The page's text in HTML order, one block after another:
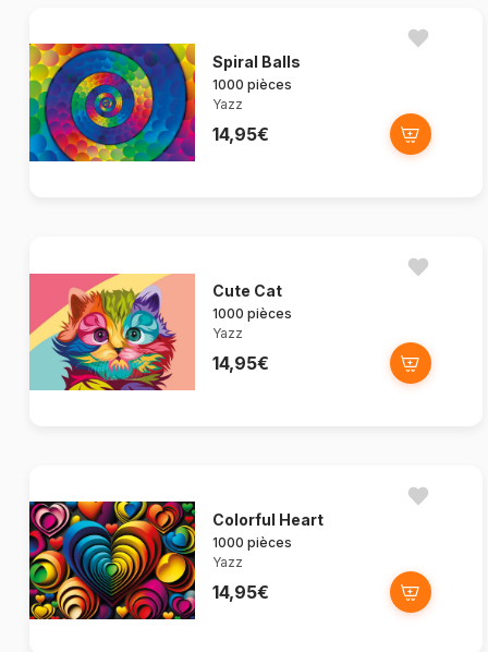
Spiral Balls
1000 pièces
Yazz
14,95€
Cute Cat
1000 pièces
Yazz
14,95€
Colorful Heart
1000 pièces
Yazz
14,95€